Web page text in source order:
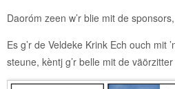
Daoróm zeen w’r blie mit de
Es g’r de Veldeke Krink Ech ouch mit
steune, kèntj g’r belle mit de